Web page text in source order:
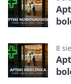
8